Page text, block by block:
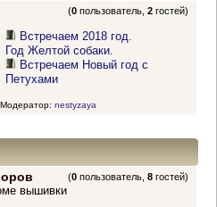
(0 пользователь,2 гостей)
Встречаем 2018 год.
Год Желтой собаки.
Встречаем Новый год с
Петухами
Модератор: nestyzaya
(0 пользователь,8 гостей)
вышивки